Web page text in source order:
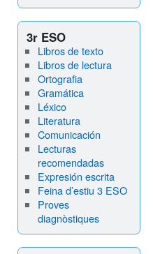
3r ESO
Libros de texto
Libros de lectura
Ortografia
Gramática
Léxico
Literatura
Comunicación
Lecturas
recomendadas
Expresión escrita
Feina d’estiu 3 ESO
Proves
diagnòstiques